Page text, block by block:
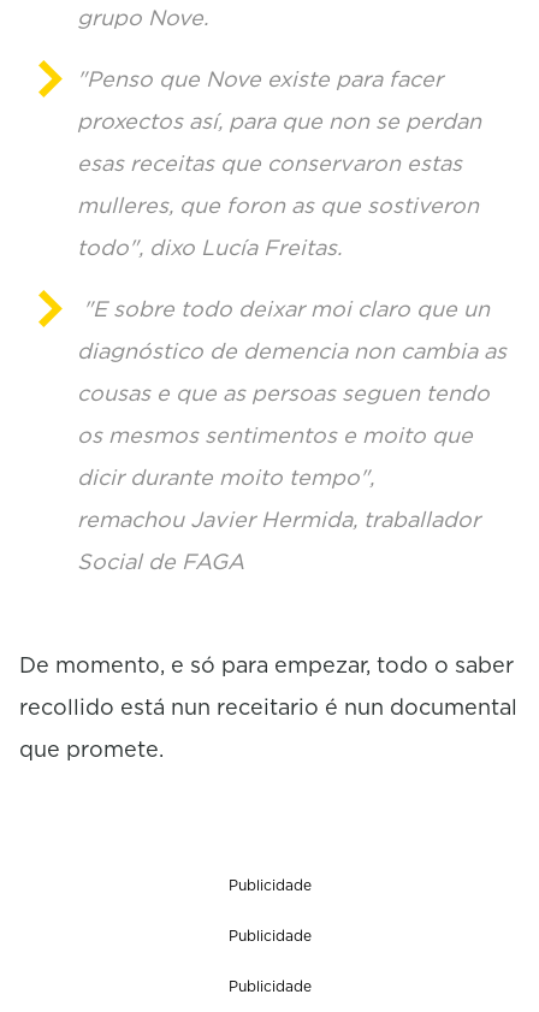
grupo Nove.
"Penso que Nove existe para facer
proxectos así, para que non se perdan
esas receitas que conservaron estas
mulleres, que foron as que sostiveron
todo", dixo Lucía Freitas.
"E sobre todo deixar moi claro que un
diagnóstico de demencia non cambia as
cousas e que as persoas seguen tendo
os mesmos sentimentos e moito que
dicir durante moito tempo",
remachou Javier Hermida, traballador
Social de FAGA
De momento, e só para empezar, todo o saber
recollido está nun receitario é nun documental
que promete.
Publicidade
Publicidade
Publicidade